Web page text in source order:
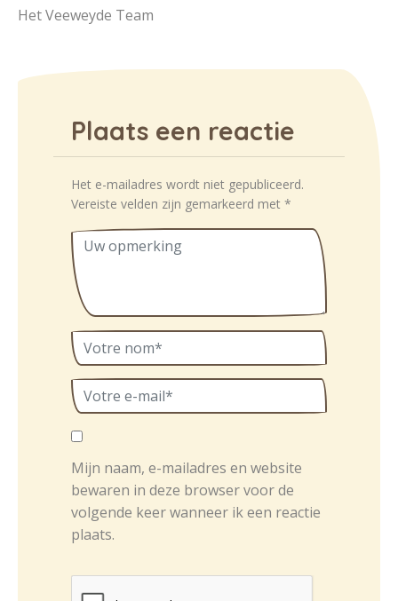
Het Veeweyde Team
Plaats een reactie
Het e-mailadres wordt niet gepubliceerd.
Vereiste velden zijn gemarkeerd met *
Mijn naam, e-mailadres en website
bewaren in deze browser voor de
volgende keer wanneer ik een reactie
plaats.